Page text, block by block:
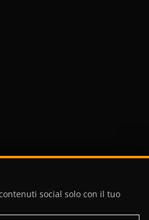
social solo con il tuo